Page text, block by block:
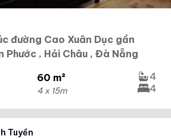
đường Cao Xuân Dục gần
Phước , Hải Châu , Đà Nẵng
60 m²
4 x 15m
4
4
Tuyền